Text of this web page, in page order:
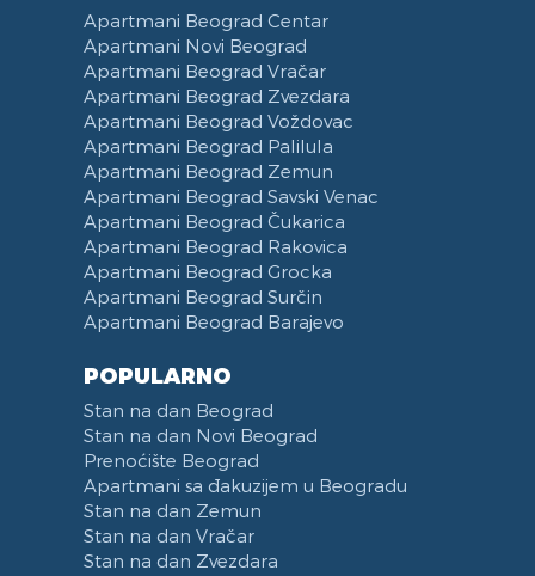
Apartmani Beograd Centar
Apartmani Novi Beograd
Apartmani Beograd Vračar
Apartmani Beograd Zvezdara
Apartmani Beograd Voždovac
Apartmani Beograd Palilula
Apartmani Beograd Zemun
Apartmani Beograd Savski Venac
Apartmani Beograd Čukarica
Apartmani Beograd Rakovica
Apartmani Beograd Grocka
Apartmani Beograd Surčin
Apartmani Beograd Barajevo
POPULARNO
Stan na dan Beograd
Stan na dan Novi Beograd
Prenoćište Beograd
Apartmani sa đakuzijem u Beogradu
Stan na dan Zemun
Stan na dan Vračar
Stan na dan Zvezdara